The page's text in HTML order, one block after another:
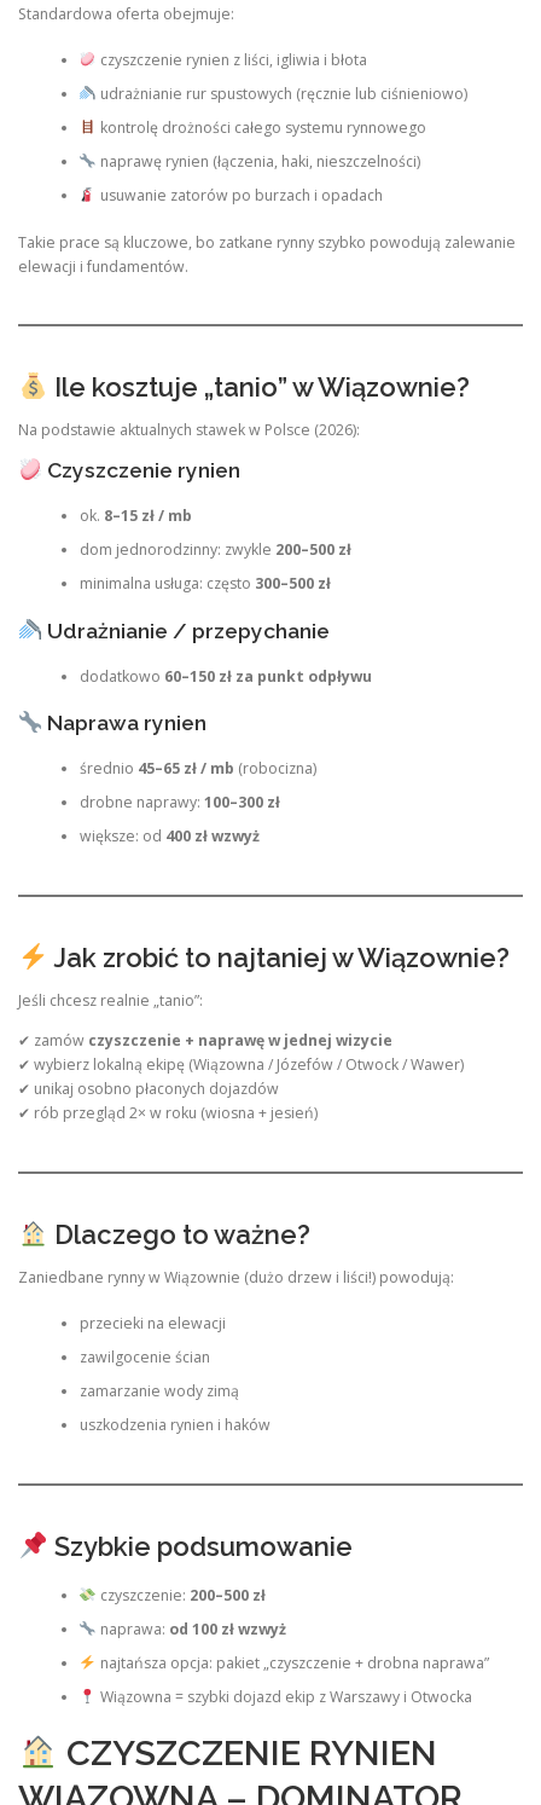
Standardowa oferta obejmuje:
czyszczenie rynien z liści, igliwia i błota
udrażnianie rur spustowych (ręcznie lub ciśnieniowo)
kontrolę drożności całego systemu rynnowego
naprawę rynien (łączenia, haki, nieszczelności)
usuwanie zatorów po burzach i opadach
Takie prace są kluczowe, bo zatkane rynny szybko powodują zalewanie
elewacji i fundamentów.
Ile kosztuje „tanio” w Wiązownie?
Na podstawie aktualnych stawek w Polsce (2026):
Czyszczenie rynien
ok. 8–15 zł / mb
dom jednorodzinny: zwykle 200–500 zł
minimalna usługa: często 300–500 zł
Udrażnianie / przepychanie
dodatkowo 60–150 zł za punkt odpływu
Naprawa rynien
średnio 45–65 zł / mb (robocizna)
drobne naprawy: 100–300 zł
większe: od 400 zł wzwyż
Jak zrobić to najtaniej w Wiązownie?
Jeśli chcesz realnie „tanio”:
✔ zamów czyszczenie + naprawę w jednej wizycie
✔ wybierz lokalną ekipę (Wiązowna / Józefów / Otwock / Wawer)
✔ unikaj osobno płaconych dojazdów
✔ rób przegląd 2× w roku (wiosna + jesień)
Dlaczego to ważne?
Zaniedbane rynny w Wiązownie (dużo drzew i liści!) powodują:
przecieki na elewacji
zawilgocenie ścian
zamarzanie wody zimą
uszkodzenia rynien i haków
Szybkie podsumowanie
czyszczenie: 200–500 zł
naprawa: od 100 zł wzwyż
najtańsza opcja: pakiet „czyszczenie + drobna naprawa”
Wiązowna = szybki dojazd ekip z Warszawy i Otwocka
CZYSZCZENIE RYNIEN